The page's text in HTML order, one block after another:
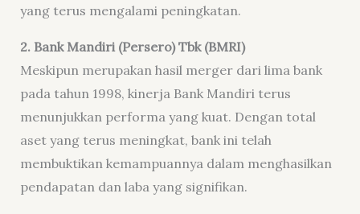
yang terus mengalami peningkatan.
2. Bank Mandiri (Persero) Tbk (BMRI)
Meskipun merupakan hasil merger dari lima bank
pada tahun 1998, kinerja Bank Mandiri terus
menunjukkan performa yang kuat. Dengan total
aset yang terus meningkat, bank ini telah
membuktikan kemampuannya dalam menghasilkan
pendapatan dan laba yang signifikan.